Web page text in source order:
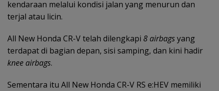
kendaraan melalui kondisi jalan yang menurun dan
terjal atau licin.
All New Honda CR-V telah dilengkapi 8 airbagsyang
terdapat di bagian depan, sisi samping, dan kini hadir
knee airbags.
Sementara itu All New Honda CR-V RS e:HEV memiliki